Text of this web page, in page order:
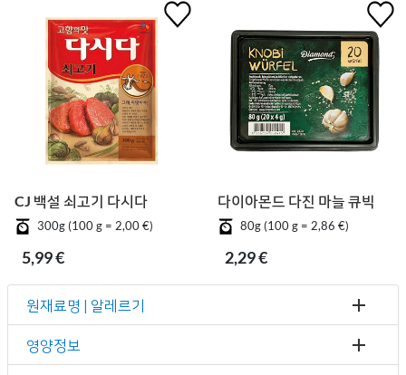
CJ 백설 쇠고기 다시다
300g (100 g = 2,00 €)
5,99 €
다이아몬드 다진 마늘 큐빅
80g (100 g = 2,86 €)
2,29 €
원재료명 | 알레르기
영양정보